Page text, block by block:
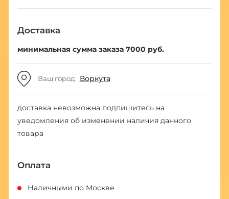
Доставка
минимальная сумма заказа 7000 руб.
Ваш город: Воркута
доставка невозможна подпишитесь на
уведомления об изменении наличия данного
товара
Оплата
Наличными по Москве